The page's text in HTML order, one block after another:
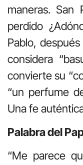
maneras. San
perdido
Pablo,
considera
convierte su
“un perfume
Una fe
Palabra del
“Me parece